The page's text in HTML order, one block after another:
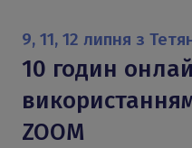
9, 11, 12 липня з
10 годин
ZOOM